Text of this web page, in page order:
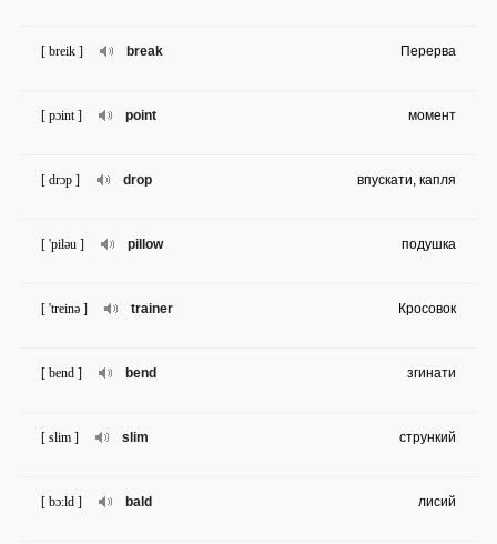
break
[ breik ] Перерва
point
[ pɔint ] момент
drop
[ drɔp ] впускати, капля
pillow
[ 'piləu ] подушка
trainer
[ 'treinə ] Кросовок
bend
[ bend ] згинати
slim
[ slim ] стрункий
bald
[ bɔ:ld ] лисий